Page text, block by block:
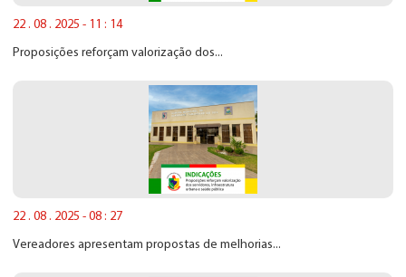
22 . 08 . 2025 - 11 : 14
Proposições reforçam valorização dos...
22 . 08 . 2025 - 08 : 27
Vereadores apresentam propostas de melhorias...